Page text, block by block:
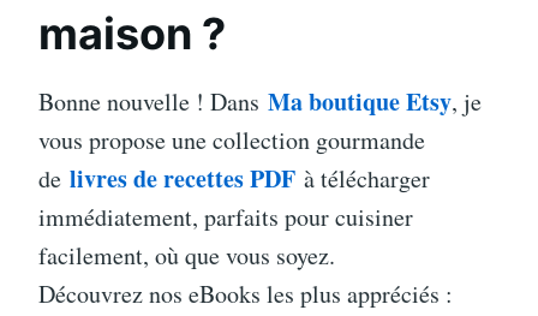
maison ?
Bonne nouvelle ! Dans Ma boutique Etsy, je
vous propose une collection gourmande
de livres de recettes PDF à télécharger
immédiatement, parfaits pour cuisiner
facilement, où que vous soyez.
Découvrez nos eBooks les plus appréciés :